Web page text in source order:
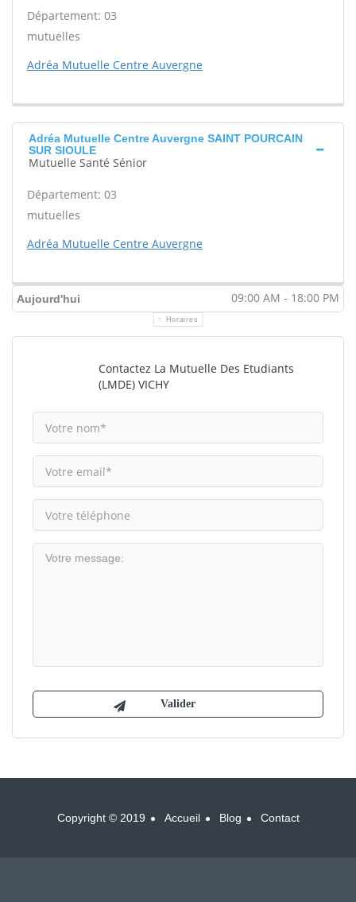
Département: 03
mutuelles
Adréa Mutuelle Centre Auvergne
Adréa Mutuelle Centre Auvergne SAINT POURCAIN
SUR SIOULE
Mutuelle Santé Sénior
Département: 03
mutuelles
Adréa Mutuelle Centre Auvergne
Aujourd'hui 09:00 AM - 18:00 PM
Horaires
Contactez La Mutuelle Des Etudiants
(LMDE) VICHY
Copyright © 2019 Accueil Blog Contact